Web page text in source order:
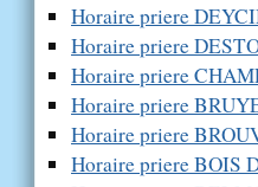
Horaire priere
Horaire priere
Horaire priere
Horaire priere
Horaire priere
Horaire priere BOIS